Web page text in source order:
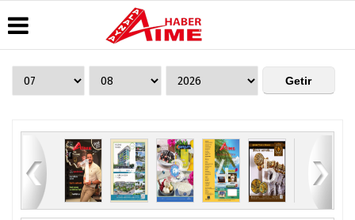
Üye Paneli
Arşivi
Dergi
Arşivi
Günün
Haberleri
Hava
Gazete
Manşetleri
Anketler
Biyografiler
Köşe
Video
Galeri
Foto
Galeri
AlanyaTime
Moovit
Alanya-
Gazipaşa
& Antalya
Canlı Uçak
Seyir
82 1 2 3 4 5 6